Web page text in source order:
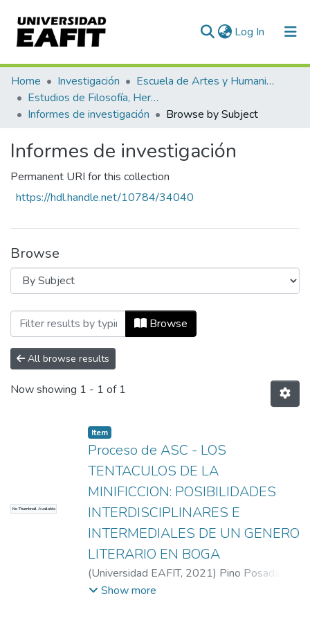
Log In (current)
Communities & Collections
All of DSpace
Home Investigación
Escuela de Artes y Humanidades
Estudios de Filosofía, Hermenéutica y Narrativas
Informes de investigación
Browse by Subject
Informes de investigación
Permanent URI for this collection
https://hdl.handle.net/10784/34040
Browse
Browsing Informes de investigación by
Browse
All browse results
Now showing 1 - 1 of 1
No Thumbnail Available
Item
Proceso de ASC - LOS
TENTACULOS DE LA
MINIFICCION: POSIBILIDADES
INTERDISCIPLINARES E
INTERMEDIALES DE UN GENERO
LITERARIO EN BOGA
(Universidad EAFIT, 2021) Pino Posada,
Juan Pablo;Universidad EAFIT
Show more